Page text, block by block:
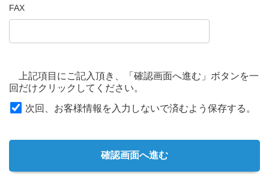
FAX
上記項目にご記入頂き、「確認画面へ進む」ボタンを一
回だけクリックしてください。
次回、お客様情報を入力しないで済むよう保存する。
確認画面へ進む